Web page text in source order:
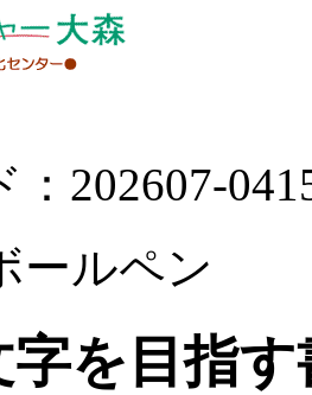
202607-
ールペン
を目指す